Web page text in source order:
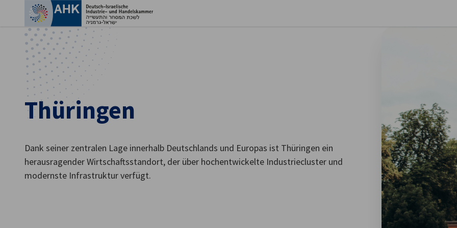
German
Thüringen
Dank seiner zentralen Lage innerhalb Deutschlands und Europas ist Thüringen ein
herausragender Wirtschaftsstandort, der über hochentwickelte Industriecluster und
modernste Infrastruktur verfügt.